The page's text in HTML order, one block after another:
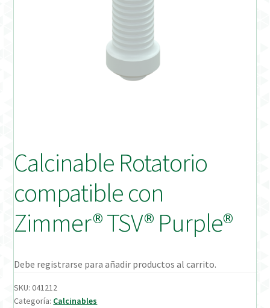
Mi cuenta
On-line Store
Productos Favoritos
Uso previsto
Verification Required
Calcinable Rotatorio
compatible con
Zimmer® TSV® Purple®
Debe registrarse para añadir productos al carrito.
SKU:041212
Categoría: Calcinables